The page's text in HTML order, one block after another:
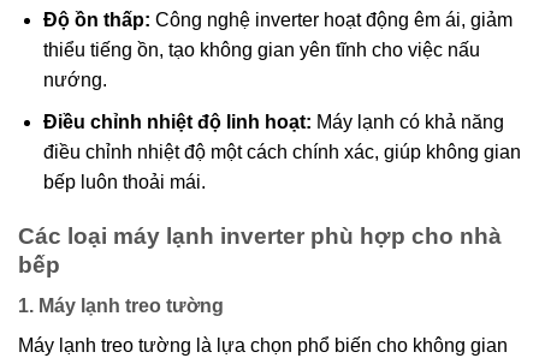
Độ ồn thấp: Công nghệ inverter hoạt động êm ái, giảm
thiểu tiếng ồn, tạo không gian yên tĩnh cho việc nấu
nướng.
Điều chỉnh nhiệt độ linh hoạt: Máy lạnh có khả năng
điều chỉnh nhiệt độ một cách chính xác, giúp không gian
bếp luôn thoải mái.
Các loại máy lạnh inverter phù hợp cho nhà
bếp
1. Máy lạnh treo tường
Máy lạnh treo tường là lựa chọn phổ biến cho không gian